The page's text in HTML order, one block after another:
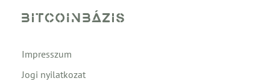
Impresszum
Jogi nyilatkozat